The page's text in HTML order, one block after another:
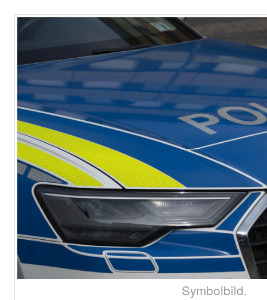
Symbolbild.